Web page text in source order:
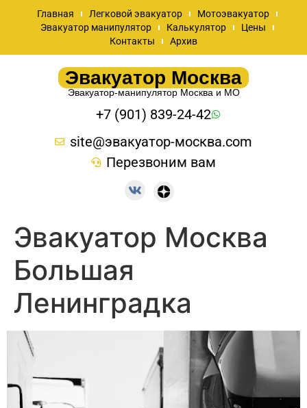
Главная Легковой эвакуатор
Мотоэвакуатор
Эвакуатор манипулятор
Калькулятор
Цены
Контакты
Архив
Эвакуатор Москва
Эвакуатор-манипулятор Москва и МО
+7 (901) 839-24-42
site@эвакуатор-москва.com
Перезвоним вам
Эвакуатор Москва
Большая
Ленинградка